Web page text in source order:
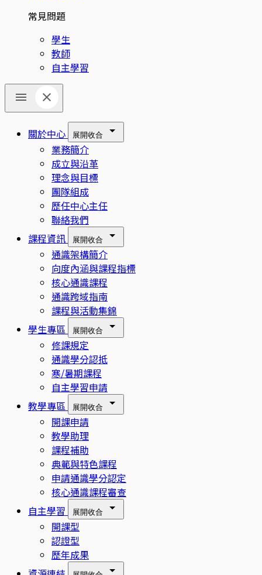
常見問題
學生
教師
自主學習
關於中心 展開收合
業務簡介
成立與沿革
理念與目標
團隊組成
歷任中心主任
聯絡我們
課程資訊
展開收合
通識架構簡介
向度內涵與課程指標
核心通識課程
通識跨域指南
課程與活動集錦
學生專區
展開收合
修課規定
通識學分認抵
寒/暑期課程
自主學習申請
教學專區
展開收合
開課申請
教學助理
課程補助
典範與特色課程
申請通識學分認定
核心通識課程審查
自主學習
展開收合
開課型
認證型
歷年成果